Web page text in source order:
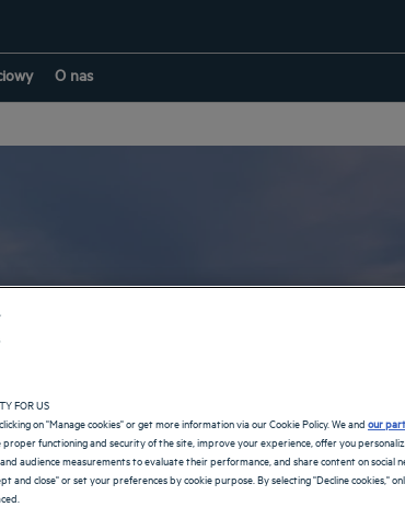
O nas
w: Marna
POWRÓT DO GRAND EST
FOR US
on "Manage cookies" or get more information via our Cookie Policy. We andour
functioning and security of the site, improve your experience, offer you
audience measurements to evaluate their performance, and share content on social
and close" or set your preferences by cookie purpose. By selecting "Decline cookies,"